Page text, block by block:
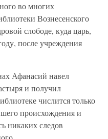
во многих
Вознесенского
слободе, куда царь,
после учреждения
Афанасий навел
и получил
числится только
происхождения и
никаких следов